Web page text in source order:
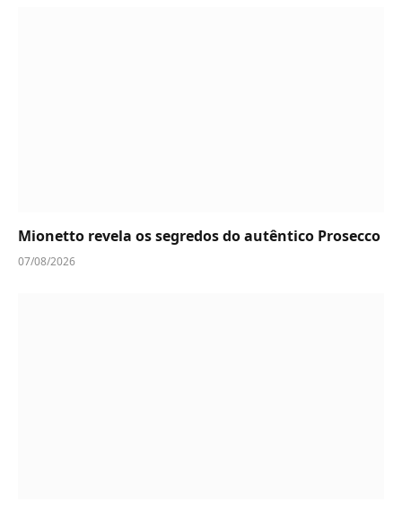
Mionetto revela os segredos do autêntico Prosecco
07/08/2026